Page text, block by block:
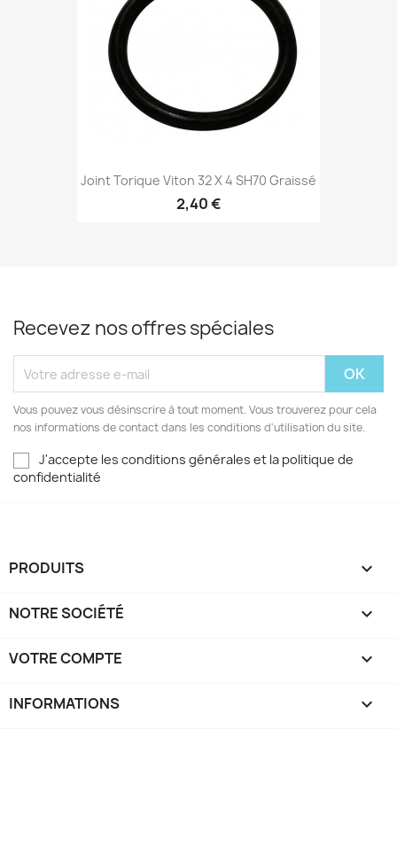
Joint Torique Viton 32 X 4 SH70 Graissé
2,40 €
Recevez nos offres spéciales
Vous pouvez vous désinscrire à tout moment. Vous trouverez pour cela
nos informations de contact dans les conditions d'utilisation du site.
J'accepte les conditions générales et la politique de
confidentialité
PRODUITS 
NOTRE SOCIÉTÉ 
VOTRE COMPTE 
INFORMATIONS keyboard_arrow_down